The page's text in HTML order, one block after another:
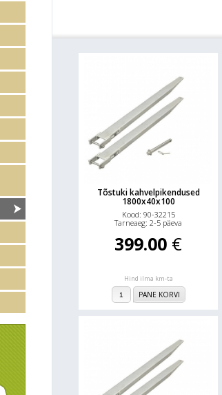
Tõstuki kahvelpikendused
1800x40x100
Kood: 90-32215
Tarneaeg: 2-5 päeva
399.00 €
Hind ilma km-ta
PANE KORVI